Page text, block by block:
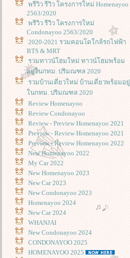
พรีวิว รีวิว โครงการใหม่ Homenayoo
2563/2020
พรีวิว รีวิว โครงการใหม่
Condonayoo 2563/2020
2020-2021 รวมคอนโดใกล้รถไฟฟ้า
BTS & MRT
รวมทาวน์โฮมใหม่ ทาวน์โฮมพร้อม
อยู่ในกทม. ปริมณฑล 2020
รวมบ้านเดี่ยวใหม่ บ้านเดี่ยวพร้อมอยู่
นกทม. ปริมณฑล 2020
Review Homenayoo
Review Condonayoo
Review - Preview Homenayoo 2021
Preview - Review Homenayoo 2021
Preview - Review Homenayoo 2022
New Homenayoo 2022
My Car 2022
New Homenayoo 2023
New Car 2023
New Condonayoo 2023
Homenayoo 2024
New Car 2024
WHANJAI
New Condonayoo 2024
CONDONAYOO 2025
HOMENAYOO 2025